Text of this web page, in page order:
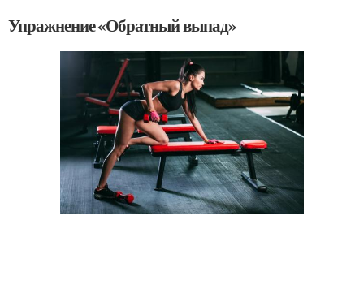
Упражнение «Обратный выпад»